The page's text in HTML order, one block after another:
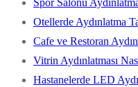
Spor Salonu
Otellerde Aydınlatma
Cafe ve Restoran
Vitrin Aydınlatması
Hastanelerde LED